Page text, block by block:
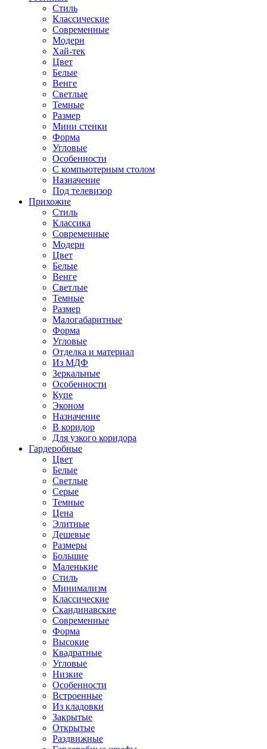
Стиль
Классические
Современные
Модерн
Хай-тек
Цвет
Белые
Венге
Светлые
Темные
Размер
Мини стенки
Форма
Угловые
Особенности
С компьютерным столом
Назначение
Под телевизор
Прихожие
Стиль
Классика
Современные
Модерн
Цвет
Белые
Венге
Светлые
Темные
Размер
Малогабаритные
Форма
Угловые
Отделка и материал
Из МДФ
Зеркальные
Особенности
Купе
Эконом
Назначение
В коридор
Для узкого коридора
Гардеробные
Цвет
Белые
Светлые
Серые
Темные
Цена
Элитные
Дешевые
Размеры
Большие
Маленькие
Стиль
Минимализм
Классические
Скандинавские
Современные
Форма
Высокие
Квадратные
Угловые
Низкие
Особенности
Встроенные
Из кладовки
Закрытые
Открытые
Раздвижные